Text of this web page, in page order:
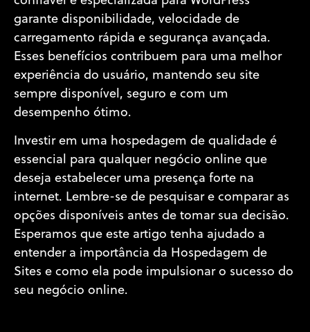
garante disponibilidade, velocidade de
carregamento rápida e segurança avançada.
Esses benefícios contribuem para uma melhor
experiência do usuário, mantendo seu site
sempre disponível, seguro e com um
desempenho ótimo.
Investir em uma hospedagem de qualidade é
essencial para qualquer negócio online que
deseja estabelecer uma presença forte na
internet. Lembre-se de pesquisar e comparar as
opções disponíveis antes de tomar sua decisão.
Esperamos que este artigo tenha ajudado a
entender a importância da Hospedagem de
Sites e como ela pode impulsionar o sucesso do
seu negócio online.